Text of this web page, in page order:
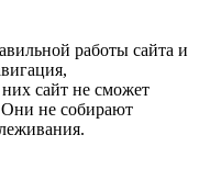
работы сайта и
сайт не сможет
не собирают